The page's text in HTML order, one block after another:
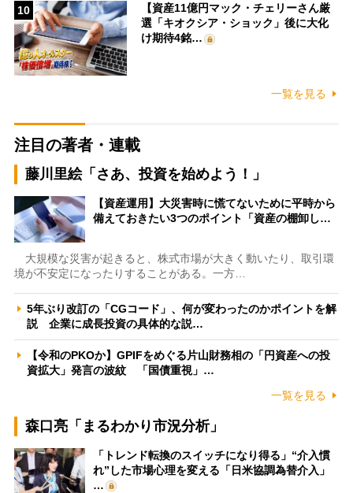
10
【資産11億円マック・チェリーさん厳
選「キオクシア・ショック」後に大化
け期待4銘…
一覧を見る
注目の著者・連載
藤川里絵「さあ、投資を始めよう！」
【資産運用】大災害時に慌てないために平時から
備えておきたい3つのポイント「資産の棚卸し…
大規模な災害が起きると、株式市場が大きく動いたり、取引環
境が不安定になったりすることがある。一方…
5年ぶり改訂の「CGコード」、何が変わったのかポイントを解
説 企業に成長投資の具体的な説…
【令和のPKOか】GPIFをめぐる片山財務相の「円資産への投
資拡大」発言の波紋 「国債重視」…
一覧を見る
森口亮「まるわかり市況分析」
「トレンド転換のスイッチになり得る」“介入慣
れ”した市場心理を変える「日米協調為替介入」
…